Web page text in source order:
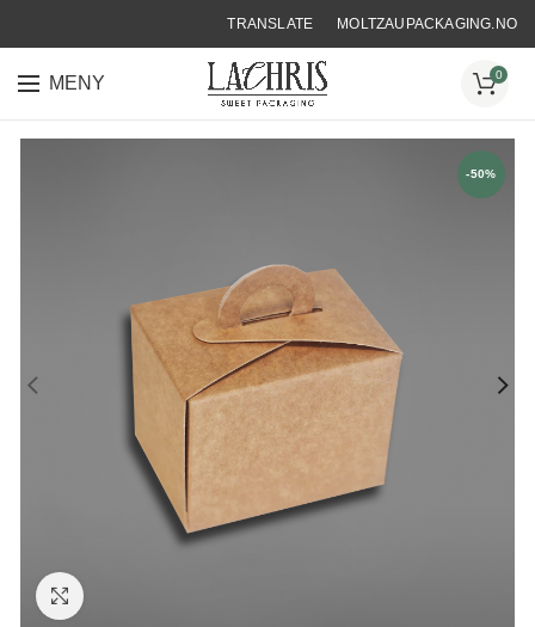
TRANSLATE MOLTZAUPACKAGING.NO
MENY 0
-50%